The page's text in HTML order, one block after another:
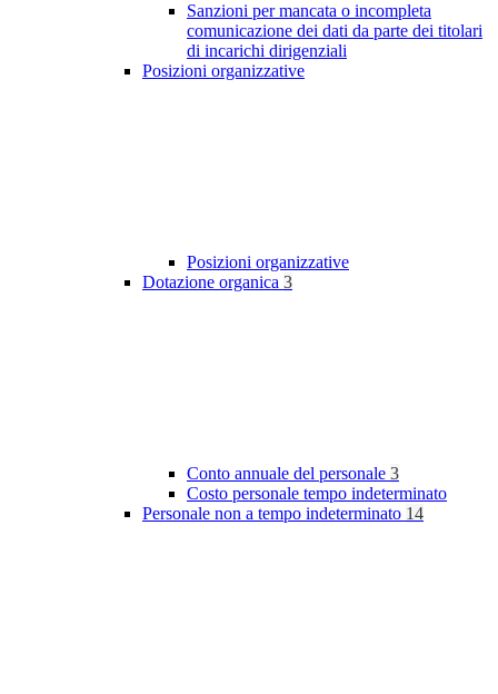
Sanzioni per mancata o incompleta
comunicazione dei dati da parte dei titolari
di incarichi dirigenziali
Posizioni organizzative
Posizioni organizzative
Dotazione organica 3
Conto annuale del personale 3
Costo personale tempo indeterminato
Personale non a tempo indeterminato 14